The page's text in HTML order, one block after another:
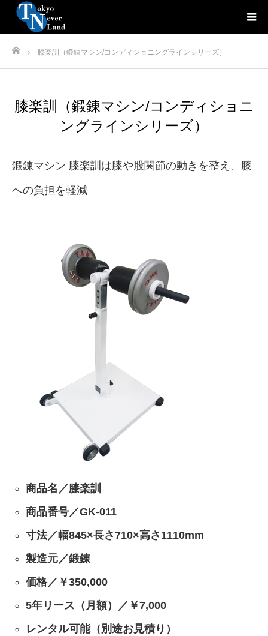
膝楽訓（鍛錬マシン/コンディショニングラインシリーズ）
膝楽訓（鍛錬マシン/コンディショニ
ングラインシリーズ）
鍛錬マシン 膝楽訓は膝や股関節の動きを整え、膝
への負担を軽減
商品名／膝楽訓
商品番号／GK-011
寸法／幅845×長さ710×高さ1110mm
製造元／鍛錬
価格／￥350,000
5年リース（月額）／￥7,000
レンタル可能（別途お見積り）